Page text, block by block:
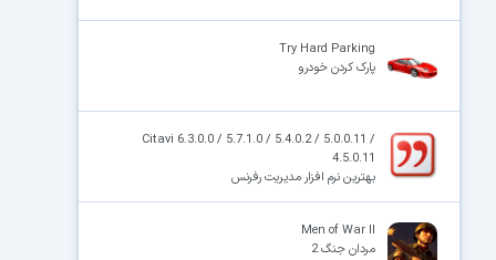
Try Hard Parking
پارک کردن خودرو
Citavi 6.3.0.0 / 5.7.1.0 / 5.4.0.2 / 5.0.0.11 /
4.5.0.11
بهترین نرم افزار مدیریت رفرنس
Men of War II
مردان جنگ 2